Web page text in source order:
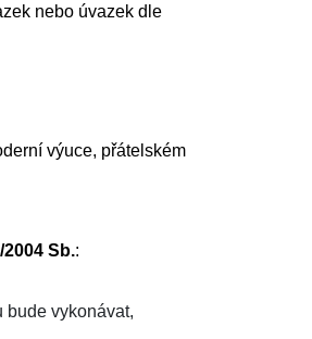
nebo úvazek dle
výuce, přátelském
Sb.:
bude vykonávat,